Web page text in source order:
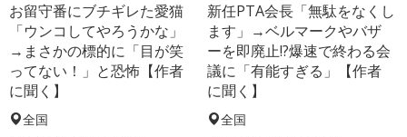
お留守番にブチギレた愛猫
「ウンコしてやろうかな」
→まさかの標的に「目が笑
ってない！」と恐怖【作者
に聞く】
全国
新任PTA会長「無駄をなくし
ます」→ベルマークやバザ
ーを即廃止!?爆速で終わる会
議に「有能すぎる」【作者
に聞く】
全国